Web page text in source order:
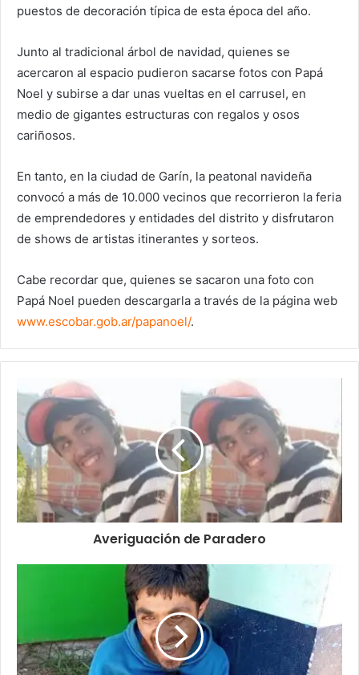
puestos de decoración típica de esta época del año.
Junto al tradicional árbol de navidad, quienes se
acercaron al espacio pudieron sacarse fotos con Papá
Noel y subirse a dar unas vueltas en el carrusel, en
medio de gigantes estructuras con regalos y osos
cariñosos.
En tanto, en la ciudad de Garín, la peatonal navideña
convocó a más de 10.000 vecinos que recorrieron la feria
de emprendedores y entidades del distrito y disfrutaron
de shows de artistas itinerantes y sorteos.
Cabe recordar que, quienes se sacaron una foto con
Papá Noel pueden descargarla a través de la página web
www.escobar.gob.ar/papanoel/.
Averiguación de Paradero